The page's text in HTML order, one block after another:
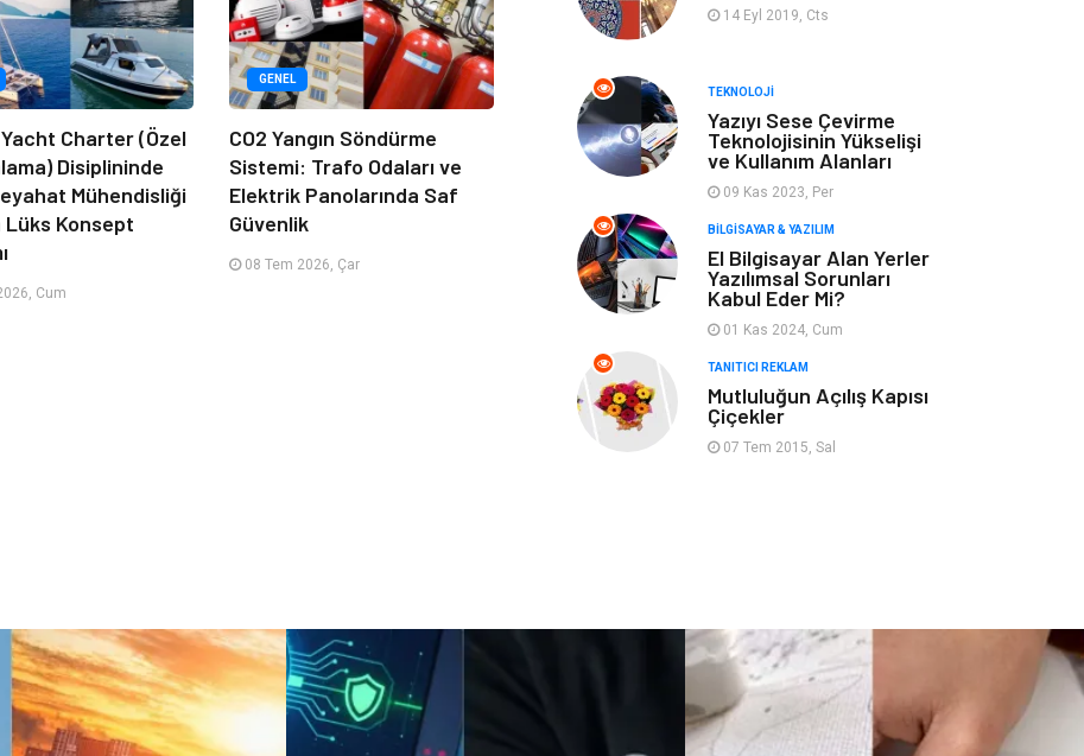
Charter (Özel
Disiplininde
Mühendisliği
Lüks Konsept
Cum
GENEL
CO2 Yangın Söndürme
Sistemi: Trafo Odaları ve
Elektrik Panolarında Saf
Güvenlik
08 Tem 2026, Çar
Tekstil Maden ve Metal
Eğlence
Plastik
Bilgisayar ve
Yazılım
Hizmet Finans & Ekonomi
Aksesuar Ambalaj
Hediyelik Eşya
Endüstriyel
Ürünler
Bilişim
Kültür
İthalat İhracat
14 Eyl 2019, Cts
TEKNOLOJI
Yazıyı Sese Çevirme
Teknolojisinin Yükselişi
ve Kullanım Alanları
09 Kas 2023, Per
BILGISAYAR & YAZILIM
El Bilgisayar Alan Yerler
Yazılımsal Sorunları
Kabul Eder Mi?
01 Kas 2024, Cum
TANITICI REKLAM
Mutluluğun Açılış Kapısı
Çiçekler
07 Tem 2015, Sal